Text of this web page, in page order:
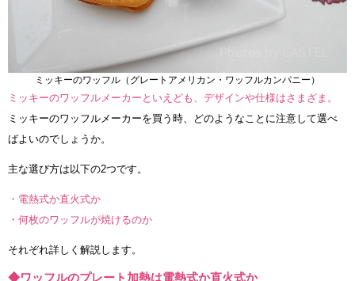
ミッキーのワッフル（グレートアメリカン・ワッフルカンパニー）
ミッキーのワッフルメーカーといえども、デザインや仕様はさまざま。
ミッキーのワッフルメーカーを買う時、どのようなことに注意して選べ
ばよいのでしょうか。
主な選び方は以下の2つです。
・電熱式か直火式か
・何枚のワッフルが焼けるのか
それぞれ詳しく解説します。
◆ワッフルのプレート加熱は電熱式か直火式か